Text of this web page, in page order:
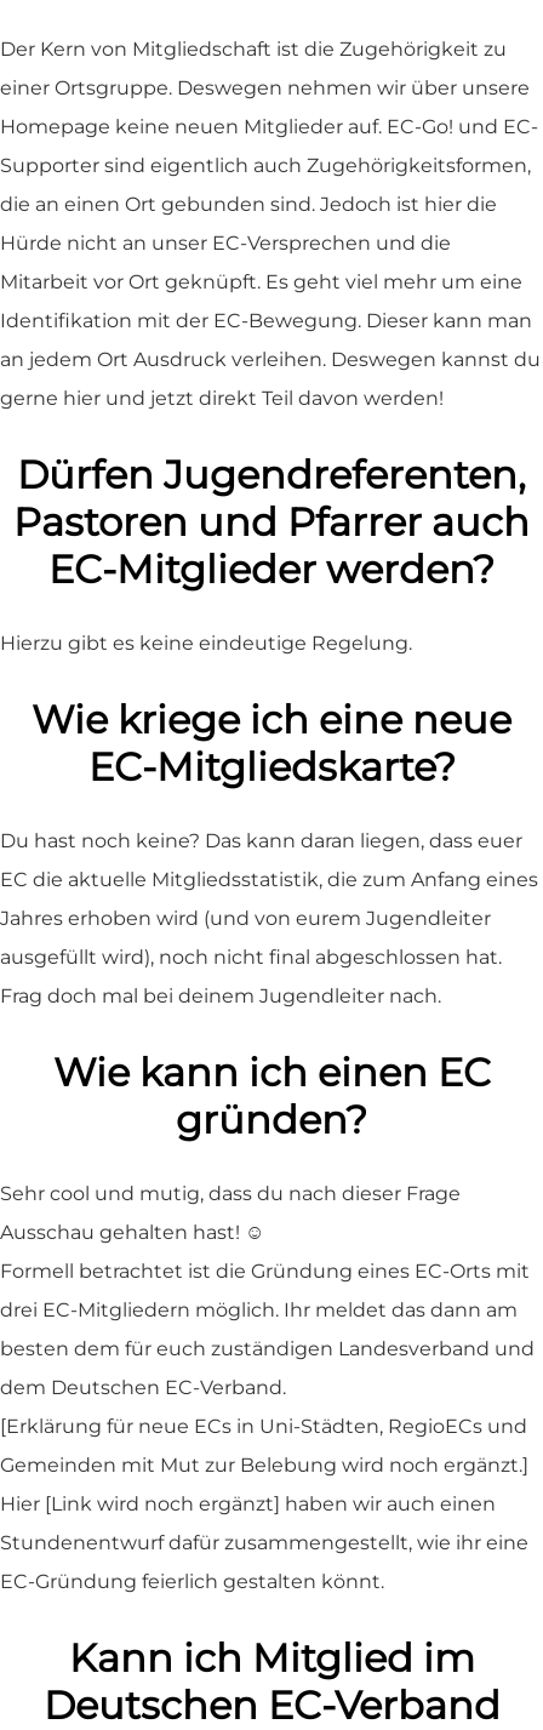
Der Kern von Mitgliedschaft ist die Zugehörigkeit zu
einer Ortsgruppe. Deswegen nehmen wir über unsere
Homepage keine neuen Mitglieder auf. EC-Go! und EC-
Supporter sind eigentlich auch Zugehörigkeitsformen,
die an einen Ort gebunden sind. Jedoch ist hier die
Hürde nicht an unser EC-Versprechen und die
Mitarbeit vor Ort geknüpft. Es geht viel mehr um eine
Identifikation mit der EC-Bewegung. Dieser kann man
an jedem Ort Ausdruck verleihen. Deswegen kannst du
gerne hier und jetzt direkt Teil davon werden!
Dürfen Jugendreferenten,
Pastoren und Pfarrer auch
EC-Mitglieder werden?
Hierzu gibt es keine eindeutige Regelung.
Wie kriege ich eine neue
EC-Mitgliedskarte?
Du hast noch keine? Das kann daran liegen, dass euer
EC die aktuelle Mitgliedsstatistik, die zum Anfang eines
Jahres erhoben wird (und von eurem Jugendleiter
ausgefüllt wird), noch nicht final abgeschlossen hat.
Frag doch mal bei deinem Jugendleiter nach.
Wie kann ich einen EC
gründen?
Sehr cool und mutig, dass du nach dieser Frage
Ausschau gehalten hast! ☺️
Formell betrachtet ist die Gründung eines EC-Orts mit
drei EC-Mitgliedern möglich. Ihr meldet das dann am
besten dem für euch zuständigen Landesverband und
dem Deutschen EC-Verband.
[Erklärung für neue ECs in Uni-Städten, RegioECs und
Gemeinden mit Mut zur Belebung wird noch ergänzt.]
Hier [Link wird noch ergänzt] haben wir auch einen
Stundenentwurf dafür zusammengestellt, wie ihr eine
EC-Gründung feierlich gestalten könnt.
Kann ich Mitglied im
Deutschen EC-Verband